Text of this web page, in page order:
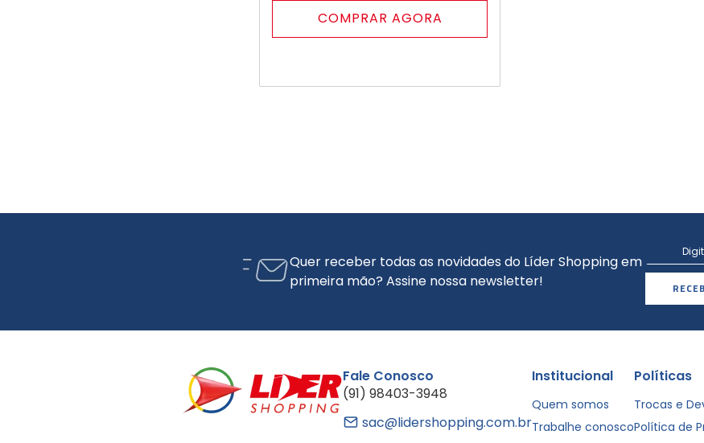
COMPRAR AGORA
Quer receber todas as novidades do Líder Shopping em
primeira mão? Assine nossa newsletter!
Fale Conosco
(91) 98403-3948
sac@lidershopping.com.br
Institucional
Quem somos
Trabalhe conosco
Políticas
Trocas e
Política de